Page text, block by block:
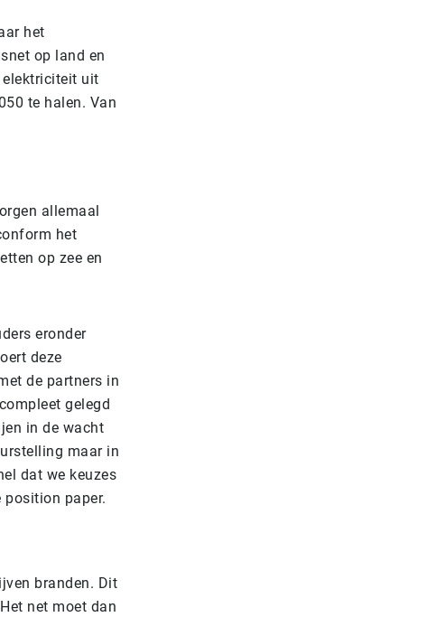
het
op land en
elektriciteit uit
te halen. Van
allemaal
het
op zee en
eronder
deze
de partners in
gelegd
in de wacht
maar in
dat we keuzes
position paper.
branden. Dit
net moet dan